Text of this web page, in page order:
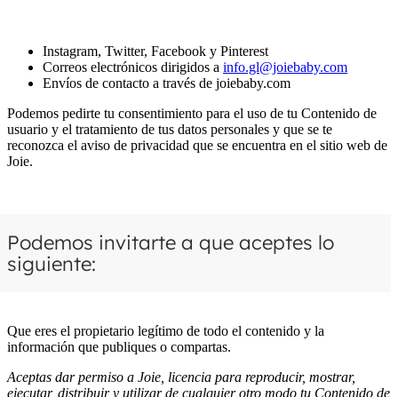
Instagram, Twitter, Facebook y Pinterest
Correos electrónicos dirigidos a info.gl@joiebaby.com
Envíos de contacto a través de joiebaby.com
Podemos pedirte tu consentimiento para el uso de tu Contenido de
usuario y el tratamiento de tus datos personales y que se te
reconozca el aviso de privacidad que se encuentra en el sitio web de
Joie.
Podemos invitarte a que aceptes lo
siguiente:
Que eres el propietario legítimo de todo el contenido y la
información que publiques o compartas.
Aceptas dar permiso a Joie, licencia para reproducir, mostrar,
ejecutar, distribuir y utilizar de cualquier otro modo tu Contenido de